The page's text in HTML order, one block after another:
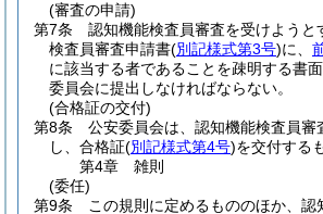
(審査の申請)
第7条
認知機能検査員審査を受けようと
検査員審査申請書(別記様式第3号)に、
に該当する者であることを疎明する書
委員会に提出しなければならない。
(合格証の交付)
第8条
公安委員会は、認知機能検査員審
し、合格証(別記様式第4号)を交付する
第4章
雑則
(委任)
第9条
この規則に定めるもののほか、認